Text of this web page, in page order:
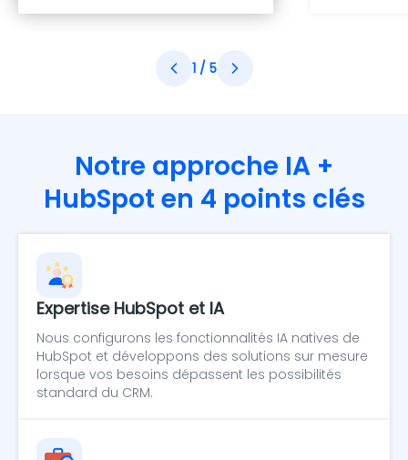
1/ 5
Notre approche IA +
HubSpot en 4 points clés
Expertise HubSpot et IA
Nous configurons les fonctionnalités IA natives de
HubSpot et développons des solutions sur mesure
lorsque vos besoins dépassent les possibilités
standard du CRM.